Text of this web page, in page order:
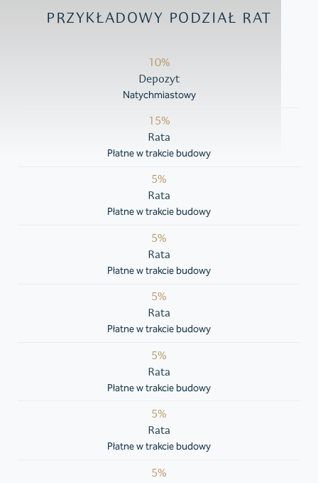
PRZYKŁADOWY PODZIAŁ RAT
10%
Depozyt
Natychmiastowy
15%
Rata
Płatne w trakcie budowy
5%
Rata
Płatne w trakcie budowy
5%
Rata
Płatne w trakcie budowy
5%
Rata
Płatne w trakcie budowy
5%
Rata
Płatne w trakcie budowy
5%
Rata
Płatne w trakcie budowy
5%